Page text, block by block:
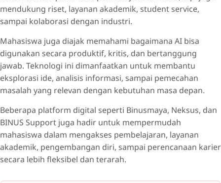
mendukung riset, layanan akademik, student service,
sampai kolaborasi dengan industri.
Mahasiswa juga diajak memahami bagaimana AI bisa
digunakan secara produktif, kritis, dan bertanggung
jawab. Teknologi ini dimanfaatkan untuk membantu
eksplorasi ide, analisis informasi, sampai pemecahan
masalah yang relevan dengan kebutuhan masa depan.
Beberapa platform digital seperti Binusmaya, Neksus, dan
BINUS Support juga hadir untuk mempermudah
mahasiswa dalam mengakses pembelajaran, layanan
akademik, pengembangan diri, sampai perencanaan karier
secara lebih fleksibel dan terarah.